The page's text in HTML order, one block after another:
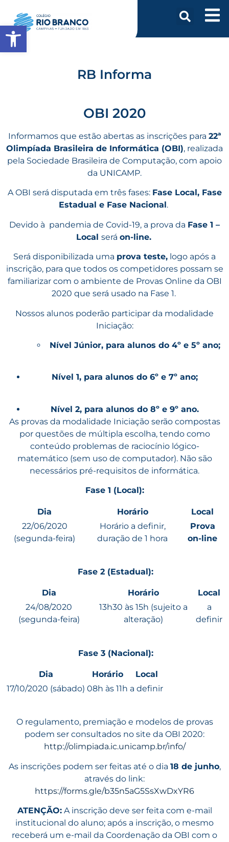
RB Informa
OBI 2020
Informamos que estão abertas as inscrições para 22ª
Olimpíada Brasileira de Informática (OBI), realizada
pela Sociedade Brasileira de Computação, com apoio
da UNICAMP.
A OBI será disputada em três fases: Fase Local, Fase
Estadual e Fase Nacional.
Devido à pandemia de Covid-19, a prova da Fase 1 –
Local será on-line.
Será disponibilizada uma prova teste, logo após a
inscrição, para que todos os competidores possam se
familiarizar com o ambiente de Provas Online da OBI
2020 que será usado na Fase 1.
Nossos alunos poderão participar da modalidade
Iniciação:
Nível Júnior, para alunos do 4º e 5º ano;
Nível 1, para alunos do 6º e 7º ano;
Nível 2, para alunos do 8º e 9º ano.
As provas da modalidade Iniciaçãoserão compostas
por questões de múltipla escolha, tendo como
conteúdo problemas de raciocínio lógico-
matemático (sem uso de computador). Não são
necessários pré-requisitos de informática.
Fase 1 (Local):
Dia Horário
Local
22/06/2020
(segunda-feira)
Horário a definir,
duração de 1 hora
Prova
on-line
Fase 2 (Estadual):
Dia Horário
Local
24/08/2020
(segunda-feira)
13h30 às 15h (sujeito a
alteração)
a
definir
Fase 3 (Nacional):
Dia Horário
Local
17/10/2020 (sábado) 08h às 11h a definir
O regulamento, premiação e modelos de provas
podem ser consultados no site da OBI 2020:
http://olimpiada.ic.unicamp.br/info/
As inscrições podem ser feitas até o dia 18 de junho,
através do link:
https://forms.gle/b35n5aG5SsXwDxYR6
ATENÇÃO:A inscrição deve ser feita com e-mail
institucional do aluno; após a inscrição, o mesmo
receberá um e-mail da Coordenação da OBI com o
Abrir a barra de ferramentas